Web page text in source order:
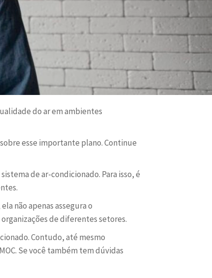
do ar em ambientes
esse importante plano. Continue
de ar-condicionado. Para isso, é
não apenas assegura o
de diferentes setores.
Contudo, até mesmo
Se você também tem dúvidas